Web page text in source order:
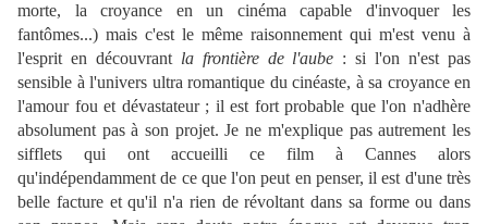
morte, la croyance en un cinéma capable d'invoquer les
fantômes...) mais c'est le même raisonnement qui m'est venu à
l'esprit en découvrant la frontière de l'aube : si l'on n'est pas
sensible à l'univers ultra romantique du cinéaste, à sa croyance en
l'amour fou et dévastateur ; il est fort probable que l'on n'adhère
absolument pas à son projet. Je ne m'explique pas autrement les
sifflets qui ont accueilli ce film à Cannes alors
qu'indépendamment de ce que l'on peut en penser, il est d'une très
belle facture et qu'il n'a rien de révoltant dans sa forme ou dans